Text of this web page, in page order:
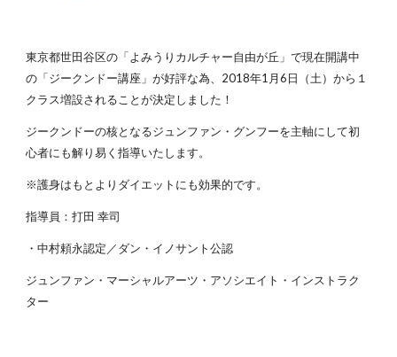
東京都世田谷区の「よみうりカルチャー自由が丘」で現在開講中
の「ジークンドー講座」が好評な為、2018年1月6日（土）から１
クラス増設されることが決定しました！
ジークンドーの核となるジュンファン・グンフーを主軸にして初
心者にも解り易く指導いたします。
※護身はもとよりダイエットにも効果的です。
指導員：打田 幸司
・中村頼永認定／ダン・イノサント公認
ジュンファン・マーシャルアーツ・アソシエイト・インストラク
ター